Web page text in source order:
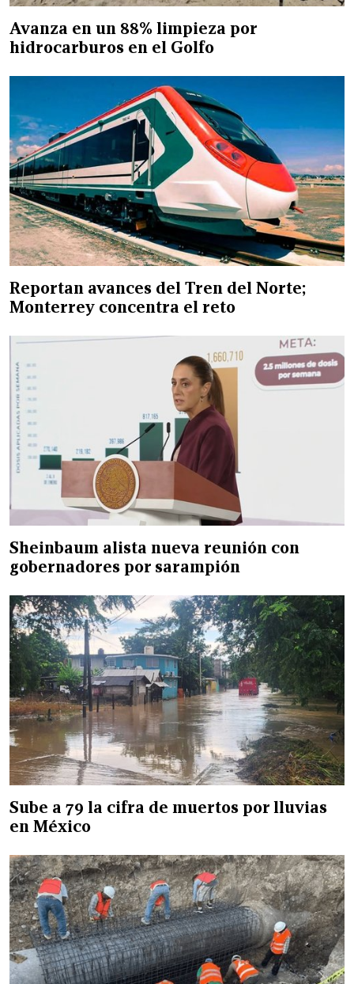
Avanza en un 88% limpieza por
hidrocarburos en el Golfo
Reportan avances del Tren del Norte;
Monterrey concentra el reto
Sheinbaum alista nueva reunión con
gobernadores por sarampión
Sube a 79 la cifra de muertos por lluvias
en México